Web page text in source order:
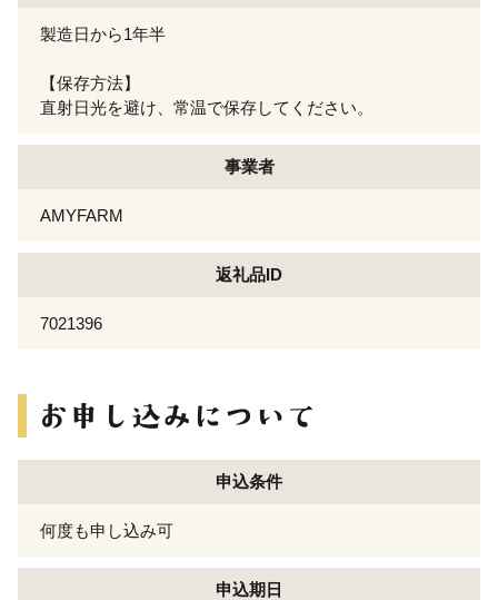
製造日から1年半
【保存方法】
直射日光を避け、常温で保存してください。
事業者
AMYFARM
返礼品ID
7021396
申込条件
何度も申し込み可
申込期日